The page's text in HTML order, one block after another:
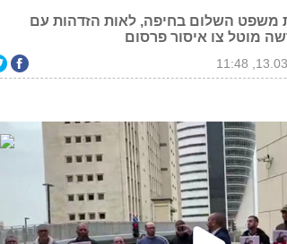
משפט השלום בחיפה, לאות הזדהות עם
מוטל צו איסור פרסום